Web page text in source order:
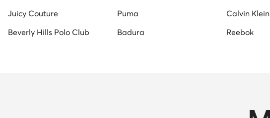
Juicy Couture
Puma Calvin Klein
Beverly Hills Polo Club
Badura Reebok